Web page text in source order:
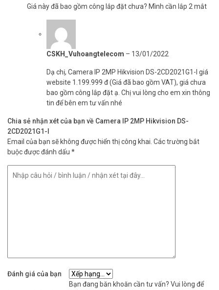
Giá này đã bao gồm công lắp đặt chưa? Mình cần lắp 2 mắt
CSKH_Vuhoangtelecom – 13/01/2022
Dạ chị, Camera IP 2MP Hikvision DS-2CD2021G1-I giá
website 1.199.999 đ (Giá đã bao gồm VAT), giá chưa
bao gồm công lắp đặt ạ. Chị vui lòng cho em xin thông
tin để bên em tư vấn nhé
Chia sẻ nhận xét của bạn về Camera IP 2MP Hikvision DS-
2CD2021G1-I
Email của bạn sẽ không được hiển thị công khai. Các trường bắt
buộc được đánh dấu *
Đánh giá của bạn
Bạn đang băn khoăn cần tư vấn? Vui lòng để